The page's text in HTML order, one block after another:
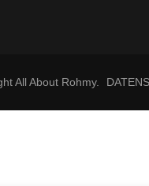
All About Rohmy.